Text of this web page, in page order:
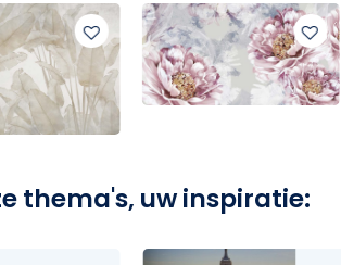
thema's, uw inspiratie: